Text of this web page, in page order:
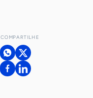
COMPARTILHE